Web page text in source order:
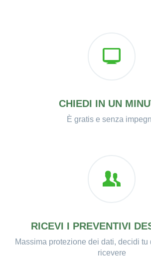
CHIEDI IN UN
È gratis e senza
RICEVI I PREVENTIVI
Massima protezione dei dati, decidi tu
ricevere